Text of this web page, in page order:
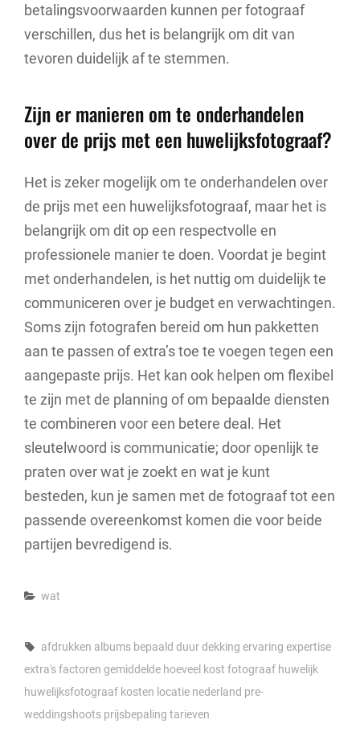
betalingsvoorwaarden kunnen per fotograaf
verschillen, dus het is belangrijk om dit van
tevoren duidelijk af te stemmen.
Zijn er manieren om te onderhandelen
over de prijs met een huwelijksfotograaf?
Het is zeker mogelijk om te onderhandelen over
de prijs met een huwelijksfotograaf, maar het is
belangrijk om dit op een respectvolle en
professionele manier te doen. Voordat je begint
met onderhandelen, is het nuttig om duidelijk te
communiceren over je budget en verwachtingen.
Soms zijn fotografen bereid om hun pakketten
aan te passen of extra’s toe te voegen tegen een
aangepaste prijs. Het kan ook helpen om flexibel
te zijn met de planning of om bepaalde diensten
te combineren voor een betere deal. Het
sleutelwoord is communicatie; door openlijk te
praten over wat je zoekt en wat je kunt
besteden, kun je samen met de fotograaf tot een
passende overeenkomst komen die voor beide
partijen bevredigend is.
Categories
wat
Tags,
afdrukken albums bepaald duur dekking ervaring expertise
extra'sfactoren gemiddelde hoeveel kost fotograaf huwelijk
huwelijksfotograaf kosten locatie nederland pre-
weddingshoots prijsbepaling tarieven